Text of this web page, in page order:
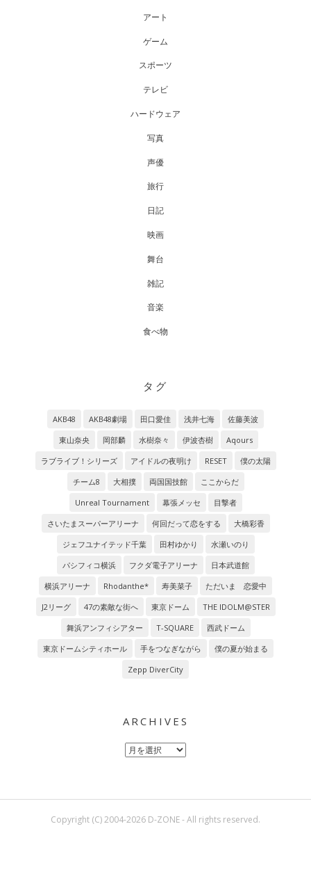
アート
ゲーム
スポーツ
テレビ
ハードウェア
写真
声優
旅行
日記
映画
舞台
雑記
音楽
食べ物
タグ
AKB48 AKB48劇場 田口愛佳 浅井七海
佐藤美波
東山奈央
岡部麟 水樹奈々 伊波杏樹
Aqours
ラブライブ！シリーズ
アイドルの夜明け RESET
僕の太陽
チーム8
大相撲 両国国技館
ここからだ
Unreal Tournament
幕張メッセ
目撃者
さいたまスーパーアリーナ
何回だって恋をする
大橋彩香
ジェフユナイテッド千葉
田村ゆかり
水瀬いのり
パシフィコ横浜
フクダ電子アリーナ
日本武道館
横浜アリーナ
Rhodanthe* 寿美菜子
ただいま 恋愛中
J2リーグ
47の素敵な街へ 東京ドーム
THE IDOLM@STER
舞浜アンフィシアター
T-SQUARE
西武ドーム
東京ドームシティホール
手をつなぎながら
僕の夏が始まる
Zepp DiverCity
ARCHIVES
Archives
Copyright (C) 2004-2026 D-ZONE - All rights reserved.